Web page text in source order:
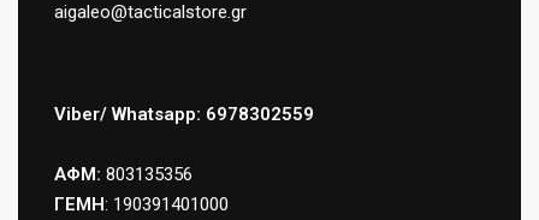
aigaleo@tacticalstore.gr
Viber/ Whatsapp: 6978302559
ΑΦΜ: 803135356
ΓΕΜΗ: 190391401000